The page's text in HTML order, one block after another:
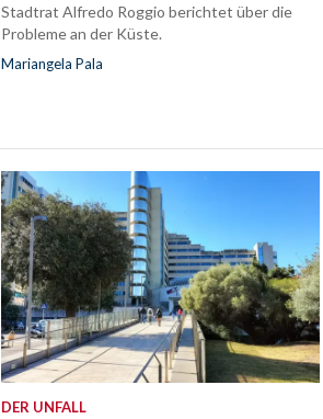
Stadtrat Alfredo Roggio berichtet über die
Probleme an der Küste.
Mariangela Pala
DER UNFALL